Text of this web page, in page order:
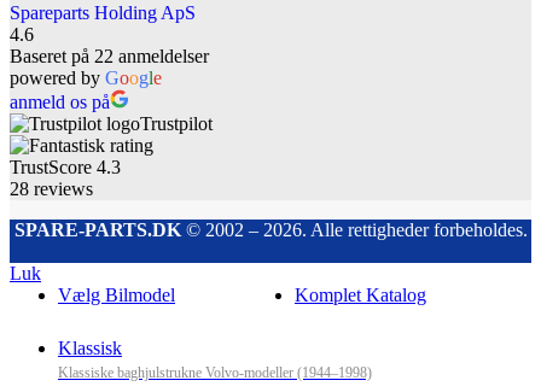
Spareparts Holding ApS
4.6
Baseret på 22 anmeldelser
powered by Google
anmeld os på
Trustpilot
TrustScore 4.3
28 reviews
SPARE-PARTS.DK© 2002 – 2026. Alle rettigheder forbeholdes.
Luk
Komplet Katalog
Vælg Bilmodel
Klassisk
Klassiske baghjulstrukne Volvo-modeller (1944–1998)